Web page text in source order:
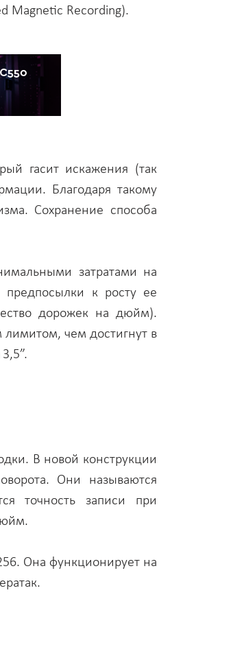
Magnetic Recording).
гасит искажения (так
Благодаря такому
Сохранение способа
затратами на
предпосылки к росту ее
дорожек на дюйм).
лимитом, чем достигнут в
В новой конструкции
Они называются
точность записи при
Она функционирует на